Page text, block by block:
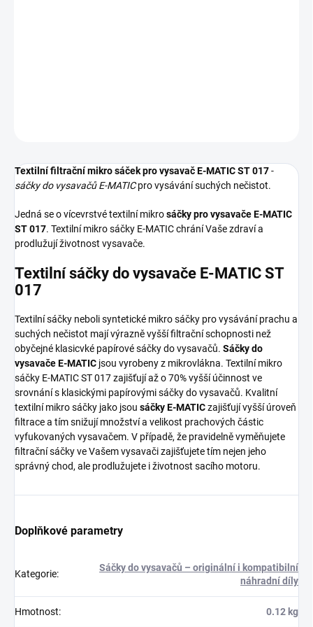
Textilní filtrační mikro sáček pro vysavač E-MATIC ST 017-
sáčky do vysavačů E-MATICpro vysávání suchých nečistot.
Jedná se o vícevrstvé textilní mikrosáčky pro vysavače E-MATIC
ST 017. Textilní mikro sáčky E-MATIC chrání Vaše zdraví a
prodlužují životnost vysavače.
Textilní sáčky do vysavače E-MATIC ST
017
Textilní sáčky neboli syntetické mikro sáčky pro vysávání prachu a
suchých nečistot mají výrazně vyšší filtrační schopnosti než
obyčejné klasicvké papírové sáčky do vysavačů. Sáčky do
vysavače E-MATIC jsou vyrobeny z mikrovlákna. Textilní mikro
sáčky E-MATIC ST 017 zajišťují až o 70% vyšší účinnost ve
srovnání s klasickými papírovými sáčky do vysavačů. Kvalitní
textilní mikro sáčky jako jsou sáčky E-MATICzajišťují vyšší úroveň
filtrace a tím snižují množství a velikost prachových částic
vyfukovaných vysavačem. V případě, že pravidelně vyměňujete
filtrační sáčky ve Vašem vysavači zajišťujete tím nejen jeho
správný chod, ale prodlužujete i životnost sacího motoru.
Doplňkové parametry
Kategorie:
Sáčky do vysavačů – originální i kompatibilní
náhradní díly
Hmotnost: 0.12 kg